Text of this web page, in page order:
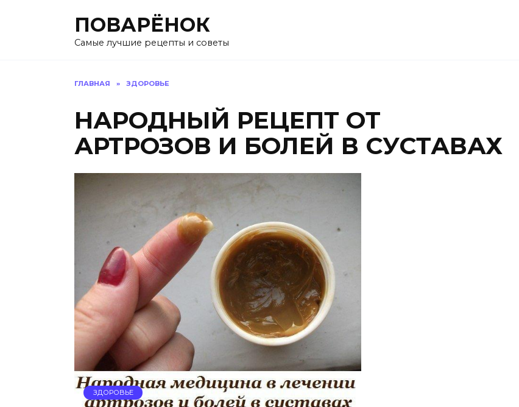
ПОВАРЁНОК
Самые лучшие рецепты и советы
ГЛАВНАЯ » ЗДОРОВЬЕ
НАРОДНЫЙ РЕЦЕПТ ОТ
АРТРОЗОВ И БОЛЕЙ В СУСТАВАХ
ЗДОРОВЬЕ